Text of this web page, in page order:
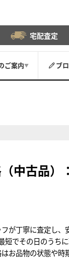
宅配査定
ご案内▼ ブ
中古品）：
が丁寧に査定し、
短でその日のうち
お品物の状態や時